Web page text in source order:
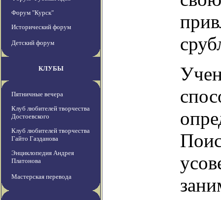
Форум "Курск"
Исторический форум
Детский форум
КЛУБЫ
Пятничные вечера
Клуб любителей творчества
Достоевского
Клуб любителей творчества
Гайто Газданова
Энциклопедия Андрея
Платонова
Мастерская перевода